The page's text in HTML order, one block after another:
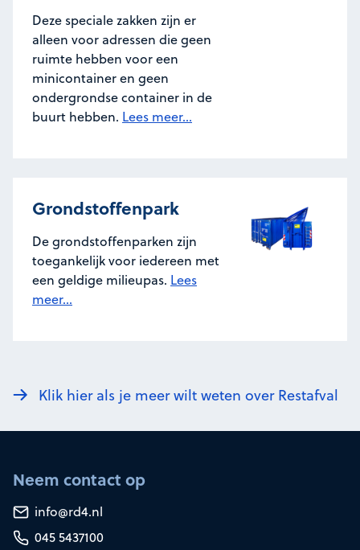
Deze speciale zakken zijn er
alleen voor adressen die geen
ruimte hebben voor een
minicontainer en geen
ondergrondse container in de
buurt hebben. Lees meer...
Grondstoffenpark
De grondstoffenparken zijn
toegankelijk voor iedereen met
een geldige milieupas. Lees
meer...
Klik hier als je meer wilt weten over Restafval
Neem contact op
info@rd4.nl
045 5437100